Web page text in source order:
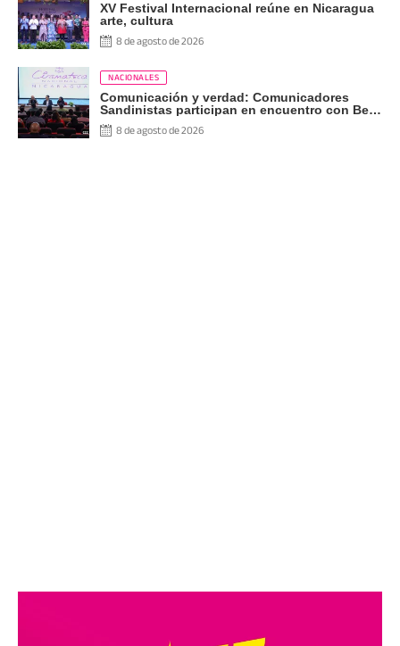
XV Festival Internacional reúne en Nicaragua
arte, cultura
8 de agosto de 2026
NACIONALES
Comunicación y verdad: Comunicadores
Sandinistas participan en encuentro con Ben
Norton8 de agosto de 2026